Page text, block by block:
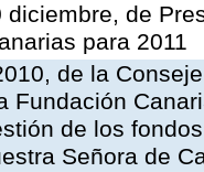
diciembre, de
para 2011
de la
Fundación
de los
Señora de